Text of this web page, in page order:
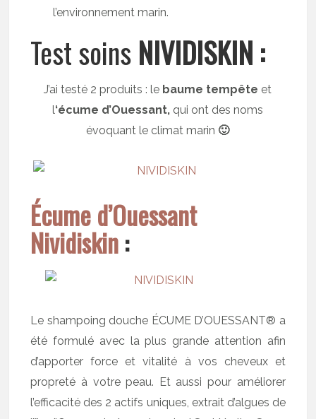
l’environnement marin.
Test soins NIVIDISKIN :
J’ai testé 2 produits : le baume tempête et
l‘écume d’Ouessant, qui ont des noms
évoquant le climat marin 🙂
Écume d’Ouessant
Nividiskin:
Le shampoing douche ÉCUME D’OUESSANT® a
été formulé avec la plus grande attention afin
d’apporter force et vitalité à vos cheveux et
propreté à votre peau. Et aussi pour améliorer
l’efficacité des 2 actifs uniques, extrait d’algues de